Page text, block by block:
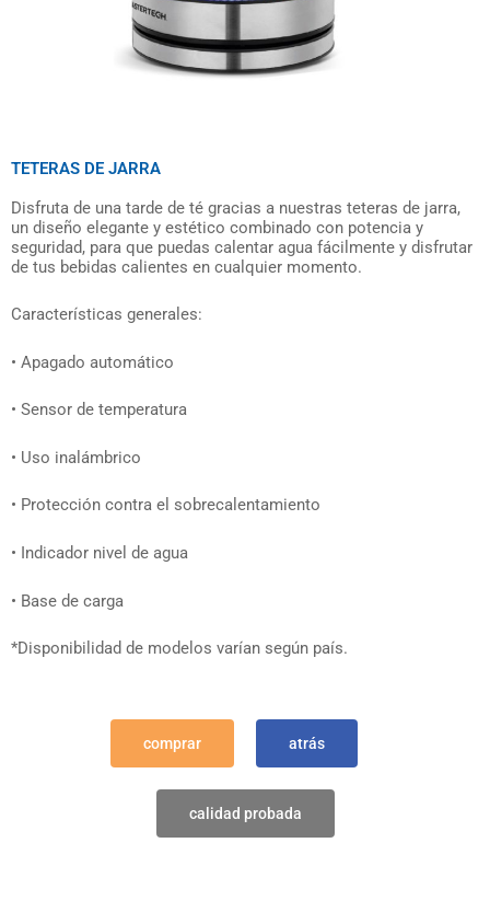
TETERAS DE JARRA
Disfruta de una tarde de té gracias a nuestras teteras de jarra,
un diseño elegante y estético combinado con potencia y
seguridad, para que puedas calentar agua fácilmente y disfrutar
de tus bebidas calientes en cualquier momento.
Características generales:
• Apagado automático
• Sensor de temperatura
• Uso inalámbrico
• Protección contra el sobrecalentamiento
• Indicador nivel de agua
• Base de carga
*Disponibilidad de modelos varían según país.
comprar atrás
calidad probada